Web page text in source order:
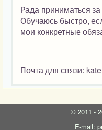
Рада приниматься
Обучаюсь быстро,
мои конкретные
Почта для связи:
© 2011 -
E-mail: